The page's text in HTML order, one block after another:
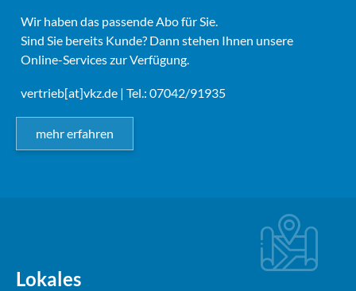
Wir haben das passende Abo für Sie.
Sind Sie bereits Kunde? Dann stehen Ihnen unsere
Online-Services zur Verfügung.
vertrieb[at]vkz.de | Tel.: 07042/91935
mehr erfahren
Lokales